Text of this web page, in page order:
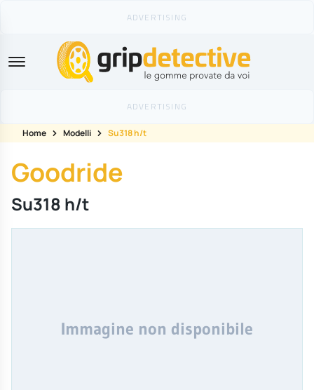
GripDetective
Home Modelli Su318 h/t
Goodride
Su318 h/t
Immagine non disponibile